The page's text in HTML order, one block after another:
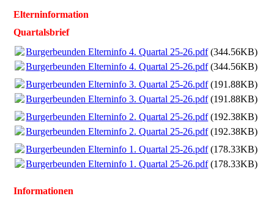
Elterninformation
Quartalsbrief
Burgerbeunden Elterninfo 4. Quartal 25-26.pdf(344.56KB)
Burgerbeunden Elterninfo 4. Quartal 25-26.pdf(344.56KB)
Burgerbeunden Elterninfo 3. Quartal 25-26.pdf(191.88KB)
Burgerbeunden Elterninfo 3. Quartal 25-26.pdf(191.88KB)
Burgerbeunden Elterninfo 2. Quartal 25-26.pdf(192.38KB)
Burgerbeunden Elterninfo 2. Quartal 25-26.pdf(192.38KB)
Burgerbeunden Elterninfo 1. Quartal 25-26.pdf(178.33KB)
Burgerbeunden Elterninfo 1. Quartal 25-26.pdf(178.33KB)
Informationen